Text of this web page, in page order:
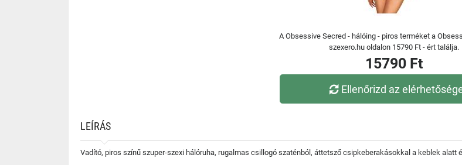
A Obsessive Secred - hálóing - piros terméket a
szexero.hu oldalon 15790 Ft - ért találja.
15790 Ft
Ellenőrizd az
LEÍRÁS
Vadító, piros színű szuper-szexi hálóruha, rugalmas csillogó szaténból, áttetsző csipkeberakásokkal a keblek alatt